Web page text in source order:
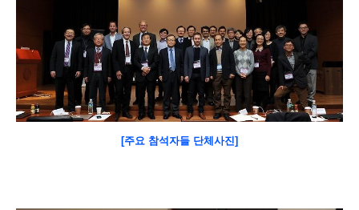
[주요 참석자들 단체사진]